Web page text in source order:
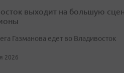
выходит на большую
Газманова едет во Владивосток
2026